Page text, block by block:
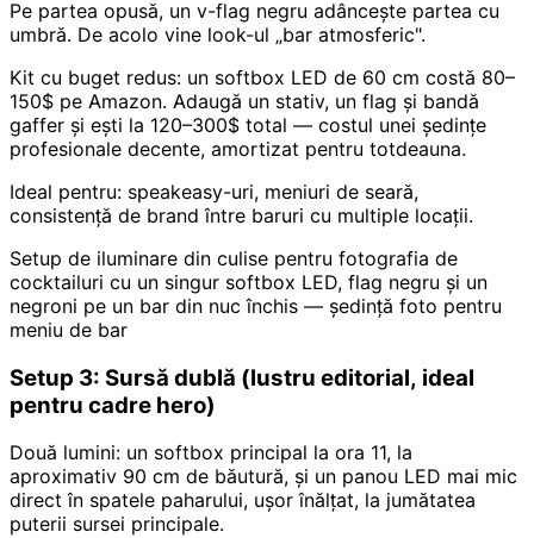
Pe partea opusă, un v-flag negru adâncește partea cu
umbră. De acolo vine look-ul „bar atmosferic".
Kit cu buget redus: un softbox LED de 60 cm costă 80–
150$ pe Amazon. Adaugă un stativ, un flag și bandă
gaffer și ești la 120–300$ total — costul unei ședințe
profesionale decente, amortizat pentru totdeauna.
Ideal pentru: speakeasy-uri, meniuri de seară,
consistență de brand între baruri cu multiple locații.
Setup de iluminare din culise pentru fotografia de
cocktailuri cu un singur softbox LED, flag negru și un
negroni pe un bar din nuc închis — ședință foto pentru
meniu de bar
Setup 3: Sursă dublă (lustru editorial, ideal
pentru cadre hero)
Două lumini: un softbox principal la ora 11, la
aproximativ 90 cm de băutură, și un panou LED mai mic
direct în spatele paharului, ușor înălțat, la jumătatea
puterii sursei principale.